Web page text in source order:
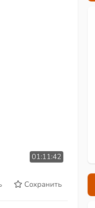
01:11:42
Сохранить